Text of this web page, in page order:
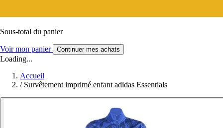
Sous-total du panier
Voir mon panier Continuer mes achats
Loading...
Accueil
/ Survêtement imprimé enfant adidas Essentials